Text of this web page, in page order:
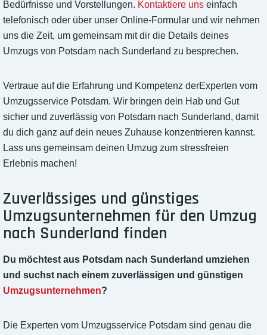
Bedürfnisse und Vorstellungen. Kontaktiere uns einfach
telefonisch oder über unser Online-Formular und wir nehmen
uns die Zeit, um gemeinsam mit dir die Details deines
Umzugs von Potsdam nach Sunderland zu besprechen.
Vertraue auf die Erfahrung und Kompetenz derExperten vom
Umzugsservice Potsdam. Wir bringen dein Hab und Gut
sicher und zuverlässig von Potsdam nach Sunderland, damit
du dich ganz auf dein neues Zuhause konzentrieren kannst.
Lass uns gemeinsam deinen Umzug zum stressfreien
Erlebnis machen!
Zuverlässiges und günstiges
Umzugsunternehmen für den Umzug
nach Sunderland finden
Du möchtest aus Potsdam nach Sunderland umziehen
und suchst nach einem zuverlässigen und günstigen
Umzugsunternehmen?
Die Experten vom Umzugsservice Potsdam sind genau die